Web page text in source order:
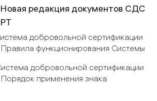
редакция документов СДС
добровольной сертификации
функционирования Системы
добровольной сертификации
применения знака